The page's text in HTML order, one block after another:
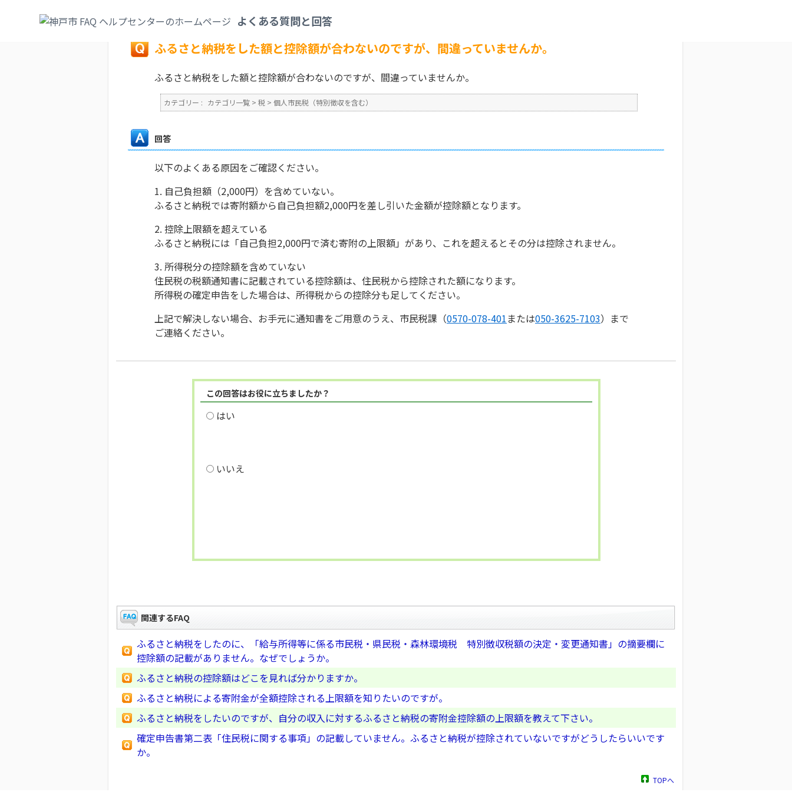
よくある質問と回答
戻る
ふるさと納税をした額と控除額が合わないのですが、間違っていませんか。
ふるさと納税をした額と控除額が合わないのですが、間違っていませんか。
カテゴリー : カテゴリ一覧 > 税 > 個人市民税（特別徴収を含む）
回答
以下のよくある原因をご確認ください。
1. 自己負担額（2,000円）を含めていない。
ふるさと納税では寄附額から自己負担額2,000円を差し引いた金額が控除額となります。
2. 控除上限額を超えている
ふるさと納税には「自己負担2,000円で済む寄附の上限額」があり、これを超えるとその分は控除されません。
3. 所得税分の控除額を含めていない
住民税の税額通知書に記載されている控除額は、住民税から控除された額になります。
所得税の確定申告をした場合は、所得税からの控除分も足してください。
上記で解決しない場合、お手元に通知書をご用意のうえ、市民税課（0570-078-401 または050-3625-7103）まで
ご連絡ください。
この回答はお役に立ちましたか？
はい
いいえ
関連するFAQ
ふるさと納税をしたのに、「給与所得等に係る市民税・県民税・森林環境税 特別徴収税額の決定・変更通知書」の摘要欄に
控除額の記載がありません。なぜでしょうか。
ふるさと納税の控除額はどこを見れば分かりますか。
ふるさと納税による寄附金が全額控除される上限額を知りたいのですが。
ふるさと納税をしたいのですが、自分の収入に対するふるさと納税の寄附金控除額の上限額を教えて下さい。
確定申告書第二表「住民税に関する事項」の記載していません。ふるさと納税が控除されていないですがどうしたらいいです
か。
TOPへ